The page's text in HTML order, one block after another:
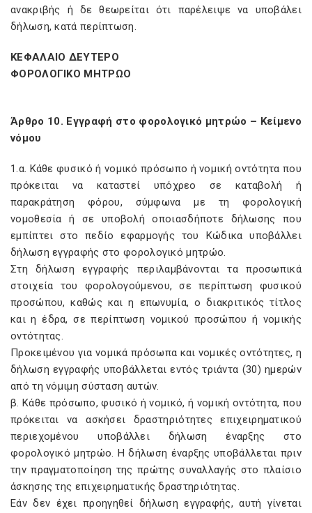
ανακριβής ή δε θεωρείται ότι παρέλειψε να υποβάλει
δήλωση, κατά περίπτωση.
ΚΕΦΑΛΑΙΟ ΔΕΥΤΕΡΟ
ΦΟΡΟΛΟΓΙΚΟ ΜΗΤΡΩΟ
Άρθρο 10. Εγγραφή στο φορολογικό μητρώο – Κείμενο
νόμου
1.α. Κάθε φυσικό ή νομικό πρόσωπο ή νομική οντότητα που
πρόκειται να καταστεί υπόχρεο σε καταβολή ή
παρακράτηση φόρου, σύμφωνα με τη φορολογική
νομοθεσία ή σε υποβολή οποιασδήποτε δήλωσης που
εμπίπτει στο πεδίο εφαρμογής του Κώδικα υποβάλλει
δήλωση εγγραφής στο φορολογικό μητρώο.
Στη δήλωση εγγραφής περιλαμβάνονται τα προσωπικά
στοιχεία του φορολογούμενου, σε περίπτωση φυσικού
προσώπου, καθώς και η επωνυμία, ο διακριτικός τίτλος
και η έδρα, σε περίπτωση νομικού προσώπου ή νομικής
οντότητας.
Προκειμένου για νομικά πρόσωπα και νομικές οντότητες, η
δήλωση εγγραφής υποβάλλεται εντός τριάντα (30) ημερών
από τη νόμιμη σύσταση αυτών.
β. Κάθε πρόσωπο, φυσικό ή νομικό, ή νομική οντότητα, που
πρόκειται να ασκήσει δραστηριότητες επιχειρηματικού
περιεχομένου υποβάλλει δήλωση έναρξης στο
φορολογικό μητρώο. Η δήλωση έναρξης υποβάλλεται πριν
την πραγματοποίηση της πρώτης συναλλαγής στο πλαίσιο
άσκησης της επιχειρηματικής δραστηριότητας.
Εάν δεν έχει προηγηθεί δήλωση εγγραφής, αυτή γίνεται